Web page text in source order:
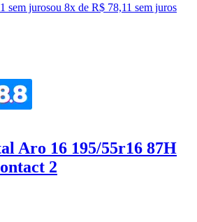
sem jurosou 8x de R$ 78,11 sem juros
Aro 16 195/55r16 87H
2